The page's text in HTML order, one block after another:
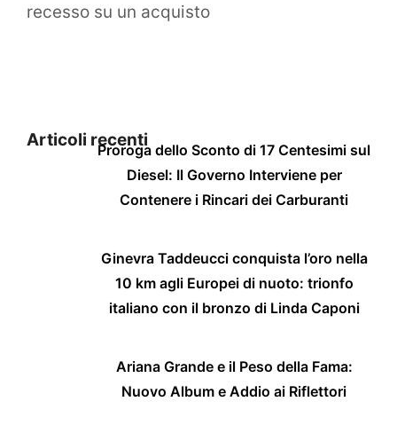
recesso su un acquisto
Articoli recentiProroga dello Sconto di 17 Centesimi sul
Diesel: Il Governo Interviene per
Contenere i Rincari dei Carburanti
Ginevra Taddeucci conquista l’oro nella
10 km agli Europei di nuoto: trionfo
italiano con il bronzo di Linda Caponi
Ariana Grande e il Peso della Fama:
Nuovo Album e Addio ai Riflettori